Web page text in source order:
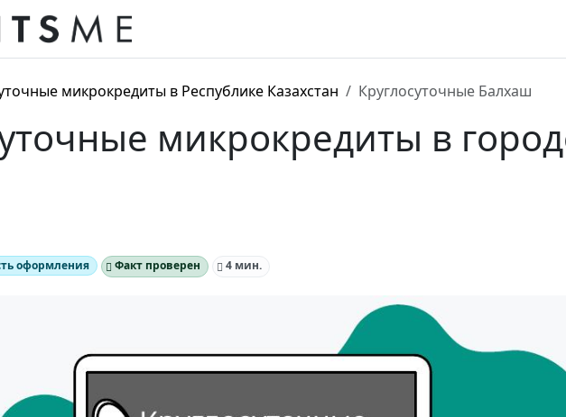
микрокредиты в Республике Казахстан Круглосуточные Балхаш
микрокредиты в
оформления Факт проверен 4 мин.